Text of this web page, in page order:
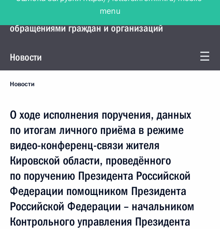
Управление Президента по работе с
обращениями граждан и организаций
Новости
Новости
О ходе исполнения поручения, данных
по итогам личного приёма в режиме
видео-конференц-связи жителя
Кировской области, проведённого
по поручению Президента Российской
Федерации помощником Президента
Российской Федерации – начальником
Контрольного управления Президента
menu